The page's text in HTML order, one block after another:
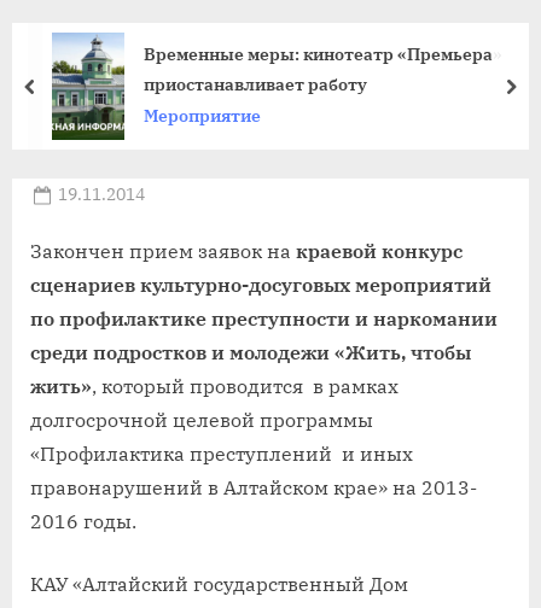
факс:
+7
Временные меры: кинотеатр «Премьера»
приостанавливает работу
Мероприятие
пред
Posted
19.11.2014
Закончен прием заявок на краевой конкурс
сценариев культурно-досуговых мероприятий
по профилактике преступности и наркомании
среди подростков и молодежи «Жить, чтобы
жить», который проводится в рамках
долгосрочной целевой программы
«Профилактика преступлений и иных
правонарушений в Алтайском крае» на 2013-
2016 годы.
КАУ «Алтайский государственный Дом